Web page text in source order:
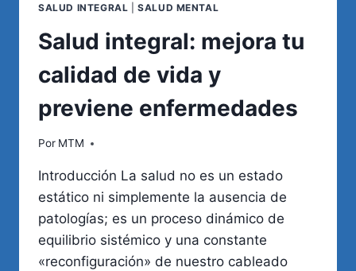
SALUD INTEGRAL |SALUD MENTAL
Salud integral: mejora tu
calidad de vida y
previene enfermedades
Por MTM
Introducción La salud no es un estado
estático ni simplemente la ausencia de
patologías; es un proceso dinámico de
equilibrio sistémico y una constante
«reconfiguración» de nuestro cableado